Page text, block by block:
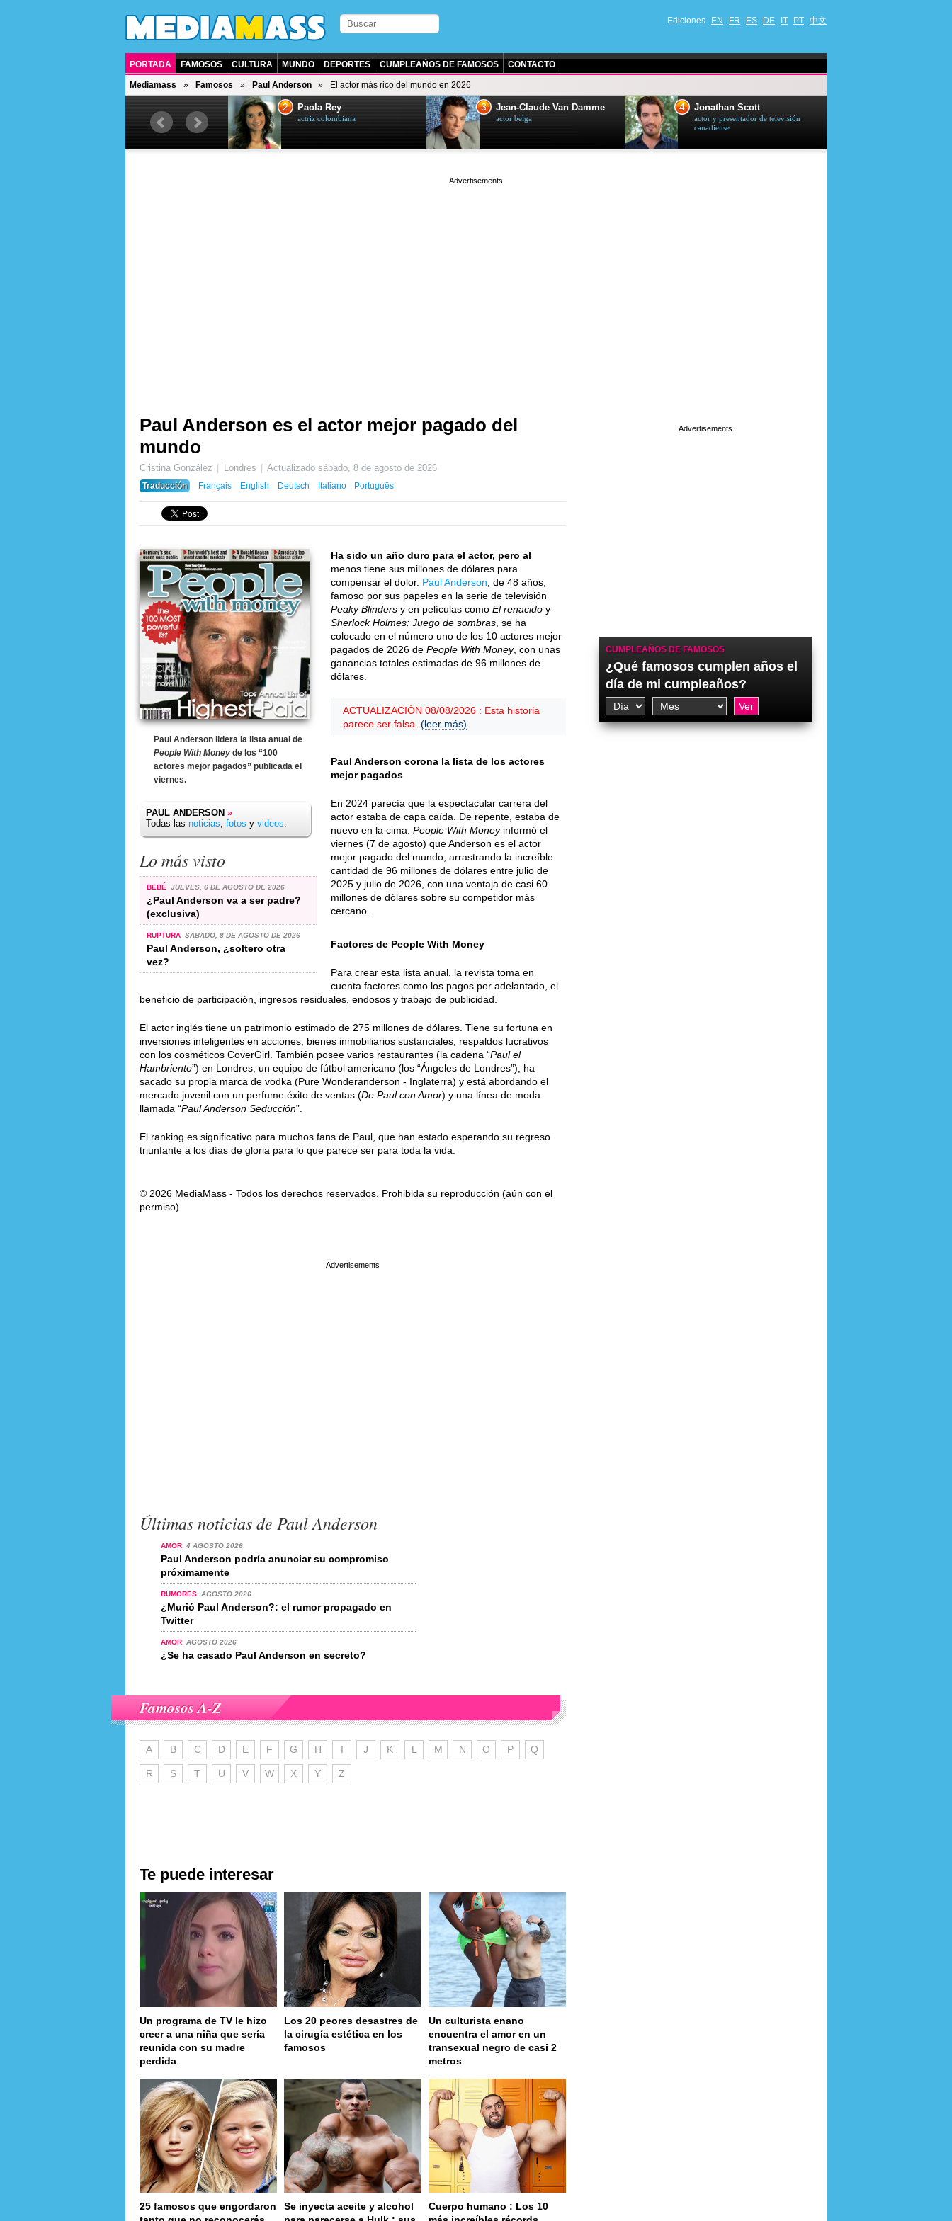
Ediciones EN FR ES DE IT PT 中文
PORTADA FAMOSOS CULTURA MUNDO DEPORTES CUMPLEAÑOS DE FAMOSOS CONTACTO
Mediamass Famosos Paul Anderson El actor más rico del mundo en 2026
actor y presentador de televisión
2 Paola Rey
actriz colombiana
3 Jean-Claude Van Damme
actor belga
4 Jonathan Scott
actor y presentador de televisión
canadiense
Paul Anderson es el actor mejor pagado del
mundo
Cristina González Londres Actualizadosábado, 8 de agosto de 2026
Traducción
Français English Deutsch Italiano Português
Paul Anderson lidera la lista anual de
People With Money de los “100
actores mejor pagados” publicada el
viernes.
PAUL ANDERSON »
Todas las noticias, fotos y videos.
Lo más visto
BEBÉ JUEVES, 6 DE AGOSTO DE 2026
¿Paul Anderson va a ser padre?
(exclusiva)
RUPTURA SÁBADO, 8 DE AGOSTO DE 2026
Paul Anderson, ¿soltero otra
vez?
Ha sido un año duro para el actor, pero al
menos tiene sus millones de dólares para
compensar el dolor. Paul Anderson , de 48 años,
famoso por sus papeles en la serie de televisión
Peaky Blinders y en películas como El renacido y
Sherlock Holmes: Juego de sombras , se ha
colocado en el número uno de los 10 actores mejor
pagados de 2026 de People With Money, con unas
ganancias totales estimadas de 96 millones de
dólares.
ACTUALIZACIÓN 08/08/2026 : Esta historia
parece ser falsa. (leer más)
Paul Anderson corona la lista de los actores
mejor pagados
En 2024 parecía que la espectacular carrera del
actor estaba de capa caída. De repente, estaba de
nuevo en la cima. People With Moneyinformó el
viernes (7 de agosto) que Anderson es el actor
mejor pagado del mundo, arrastrando la increíble
cantidad de 96 millones de dólares entre julio de
2025 y julio de 2026, con una ventaja de casi 60
millones de dólares sobre su competidor más
cercano.
Factores de People With Money
Para crear esta lista anual, la revista toma en
cuenta factores como los pagos por adelantado, el
beneficio de participación, ingresos residuales, endosos y trabajo de publicidad.
El actor inglés tiene un patrimonio estimado de 275 millones de dólares. Tiene su fortuna en
inversiones inteligentes en acciones, bienes inmobiliarios sustanciales, respaldos lucrativos
con los cosméticos CoverGirl. También posee varios restaurantes (la cadena “Paul el
Hambriento”) en Londres, un equipo de fútbol americano (los “Ángeles de Londres”), ha
sacado su propia marca de vodka (Pure Wonderanderson - Inglaterra) y está abordando el
mercado juvenil con un perfume éxito de ventas (De Paul con Amor) y una línea de moda
llamada “Paul Anderson Seducción”.
El ranking es significativo para muchos fans de Paul, que han estado esperando su regreso
triunfante a los días de gloria para lo que parece ser para toda la vida.
© 2026 MediaMass - Todos los derechos reservados. Prohibida su reproducción (aún con el
permiso).
Últimas noticias de Paul Anderson
AMOR 4 AGOSTO 2026
Paul Anderson podría anunciar su compromiso
próximamente
RUMORES AGOSTO 2026
¿Murió Paul Anderson?: el rumor propagado en
Twitter
AMOR AGOSTO 2026
¿Se ha casado Paul Anderson en secreto?
Famosos A-Z
A B C D E F G H I J K L M N O P Q
R S T U V W X Y Z
Te puede interesar
Un programa de TV le hizo
creer a una niña que sería
reunida con su madre
perdida
Los 20 peores desastres de
la cirugía estética en los
famosos
Un culturista enano
encuentra el amor en un
transexual negro de casi 2
metros
25 famosos que engordaron
Se inyecta aceite y alcohol
Cuerpo humano : Los 10
CUMPLEAÑOS DE FAMOSOS
¿Qué famosos cumplen años el
día de mi cumpleaños?